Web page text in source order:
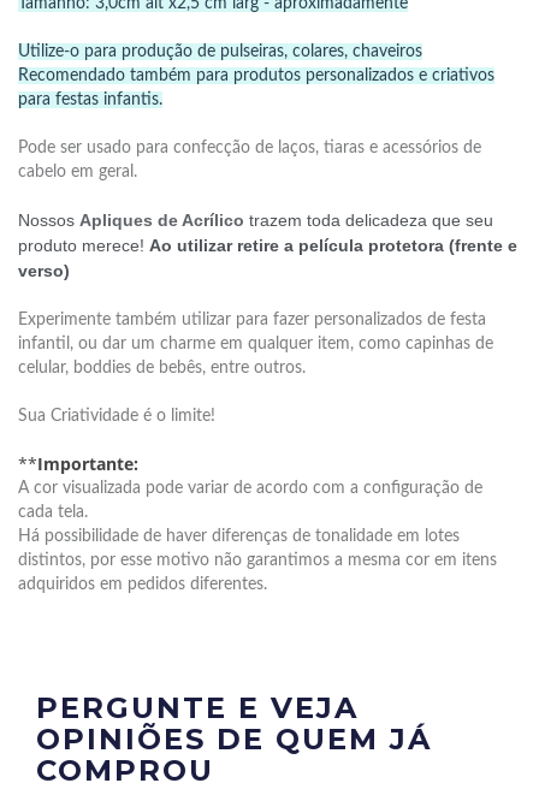
Utilize-o para produção de pulseiras, colares, chaveiros
Recomendado também para produtos personalizados e criativos
para festas infantis.
Pode ser usado para confecção de laços, tiaras e acessórios de
cabelo em geral.
Nossos Apliques de Acrílico trazem toda delicadeza que seu
produto merece! Ao utilizar retire a película protetora (frente e
verso)
Experimente também utilizar para fazer personalizados de festa
infantil, ou dar um charme em qualquer item, como capinhas de
celular, boddies de bebês, entre outros.
Sua Criatividade é o limite!
**Importante:
A cor visualizada pode variar de acordo com a configuração de
cada tela.
Há possibilidade de haver diferenças de tonalidade em lotes
distintos, por esse motivo não garantimos a mesma cor em itens
adquiridos em pedidos diferentes.
PERGUNTE E VEJA
OPINIÕES DE QUEM JÁ
COMPROU